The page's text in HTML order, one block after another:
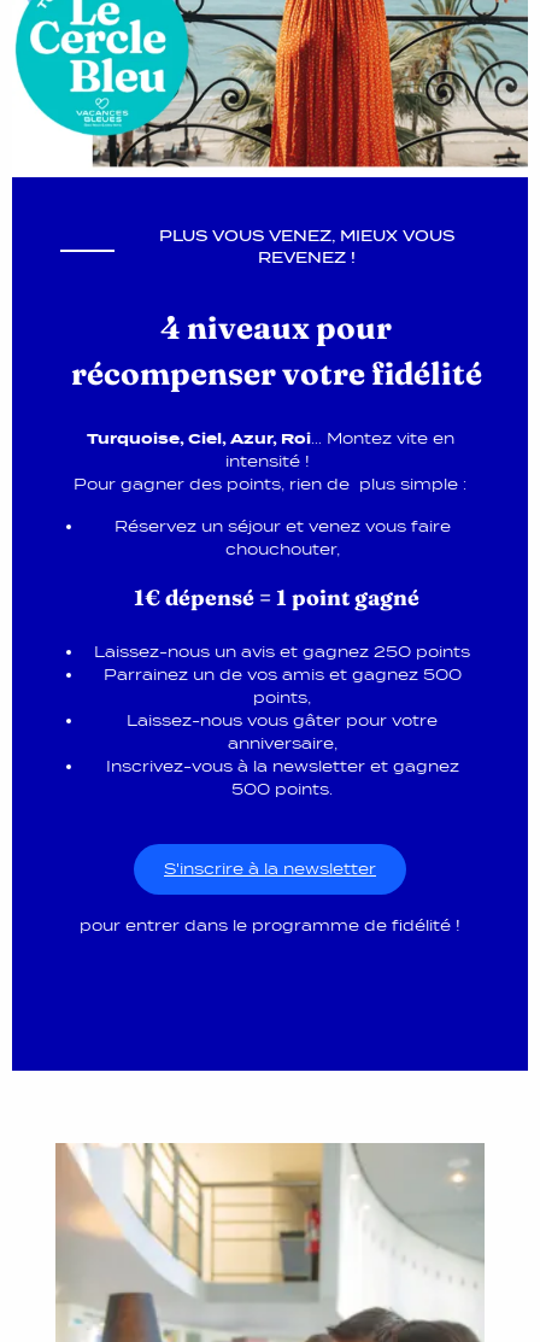
PLUS VOUS VENEZ, MIEUX VOUS
REVENEZ !
4 niveaux pour
récompenser votre fidélité
Turquoise, Ciel, Azur, Roi… Montez vite en
intensité !
Pour gagner des points, rien de plus simple :
Réservez un séjour et venez vous faire
chouchouter,
1€ dépensé = 1 point gagné
Laissez-nous un avis et gagnez 250 points
Parrainez un de vos amis et gagnez 500
points,
Laissez-nous vous gâter pour votre
anniversaire,
Inscrivez-vous à la newsletter et gagnez
500 points.
S'inscrire à la newsletter
pour entrer dans le programme de fidélité !